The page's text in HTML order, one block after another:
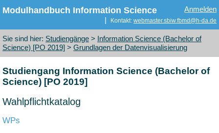
Modulhandbuch Information Science
Anmelden
|
Kontakt: webmaster.sbiw.fbmd @ h-da.de
Sie sind hier: Studiengänge > Information Science (Bachelor of
Science) [PO 2019] > Grundlagen der Datenvisualisierung
Studiengang Information Science (Bachelor of
Science) [PO 2019]
Wahlpflichtkatalog
WPs